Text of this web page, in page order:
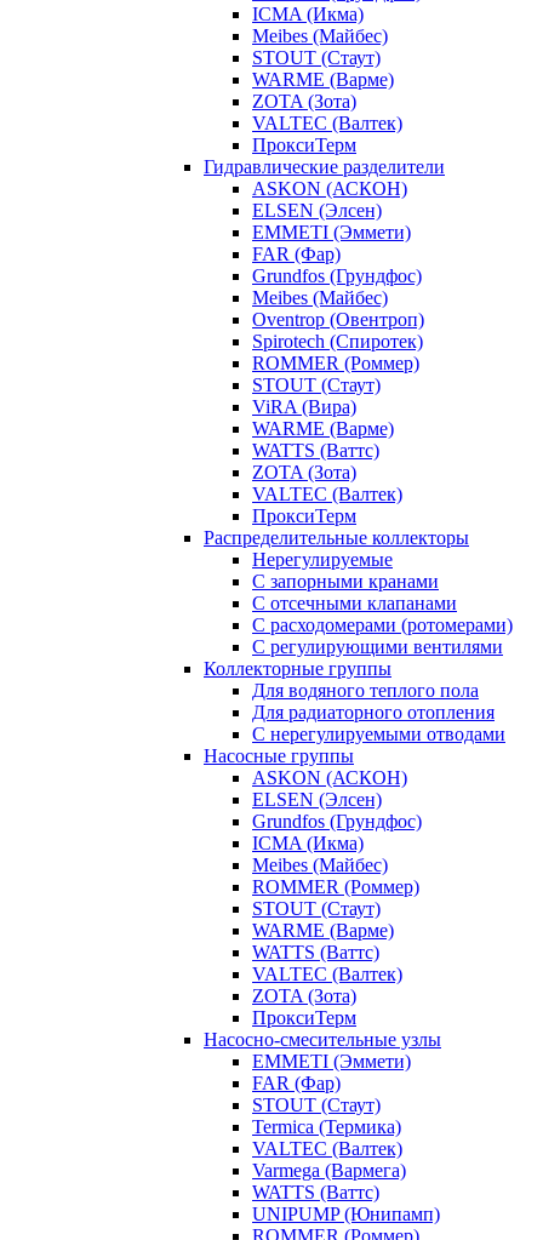
ICMA (Икма)
Meibes (Майбес)
STOUT (Стаут)
WARME (Варме)
ZOTA (Зота)
VALTEC (Валтек)
ПроксиТерм
Гидравлические разделители
ASKON (АСКОН)
ELSEN (Элсен)
EMMETI (Эммети)
FAR (Фар)
Grundfos (Грундфос)
Meibes (Майбес)
Oventrop (Овентроп)
Spirotech (Спиротек)
ROMMER (Роммер)
STOUT (Стаут)
ViRA (Вира)
WARME (Варме)
WATTS (Ваттс)
ZOTA (Зота)
VALTEC (Валтек)
ПроксиТерм
Распределительные коллекторы
Нерегулируемые
С запорными кранами
С отсечными клапанами
С расходомерами (ротомерами)
С регулирующими вентилями
Коллекторные группы
Для водяного теплого пола
Для радиаторного отопления
С нерегулируемыми отводами
Насосные группы
ASKON (АСКОН)
ELSEN (Элсен)
Grundfos (Грундфос)
ICMA (Икма)
Meibes (Майбес)
ROMMER (Роммер)
STOUT (Стаут)
WARME (Варме)
WATTS (Ваттс)
VALTEC (Валтек)
ZOTA (Зота)
ПроксиТерм
Насосно-смесительные узлы
EMMETI (Эммети)
FAR (Фар)
STOUT (Стаут)
Termica (Термика)
VALTEC (Валтек)
Varmega (Вармега)
WATTS (Ваттс)
UNIPUMP (Юнипамп)
ROMMER (Роммер)